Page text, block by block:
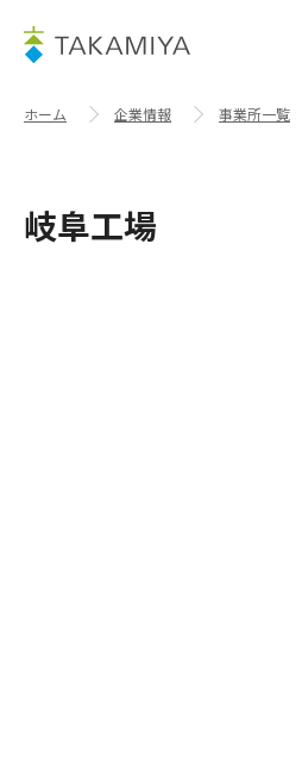
ホーム 企業情報 事業所一覧
岐阜工場